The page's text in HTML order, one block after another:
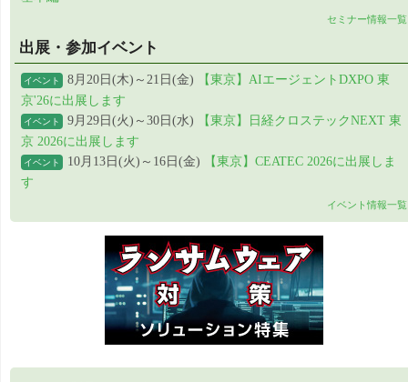
セミナー情報一覧
出展・参加イベント
イベント 8月20日(木)～21日(金)
【東京】AIエージェントDXPO 東
京'26に出展します
イベント 9月29日(火)～30日(水)
【東京】日経クロステックNEXT 東
京 2026に出展します
イベント 10月13日(火)～16日(金)
【東京】CEATEC 2026に出展しま
す
イベント情報一覧